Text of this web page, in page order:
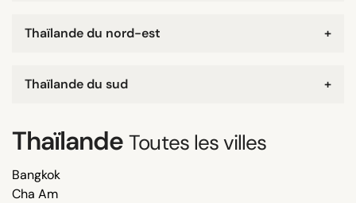
+
Thaïlande du nord-est
+
Thaïlande du sud
ThaïlandeToutes les villes
Bangkok
Cha Am